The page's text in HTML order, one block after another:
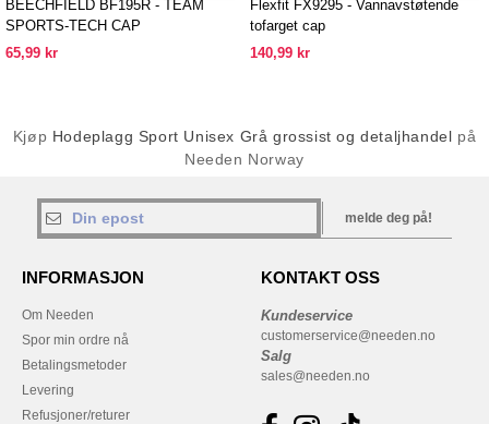
BEECHFIELD BF195R - TEAM
SPORTS-TECH CAP
65,99 kr
Flexfit FX9295 - Vannavstøtende
tofarget cap
140,99 kr
Kjøp Hodeplagg Sport Unisex Grå grossist og detaljhandel på
Needen Norway
melde deg på!
INFORMASJON
Om Needen
Spor min ordre nå
Betalingsmetoder
Levering
Refusjoner/returer
KONTAKT OSS
Kundeservice
customerservice@needen.no
Salg
sales@needen.no